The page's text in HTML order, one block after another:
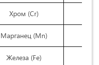
Хром (Сr)
Марганец (Mn)
Железа (Fe)